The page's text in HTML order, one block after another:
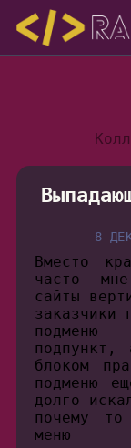
8
Вместо
часто
сайты
заказчики
подменю
подпункт,
блоком
подменю
долго
почему то
меню